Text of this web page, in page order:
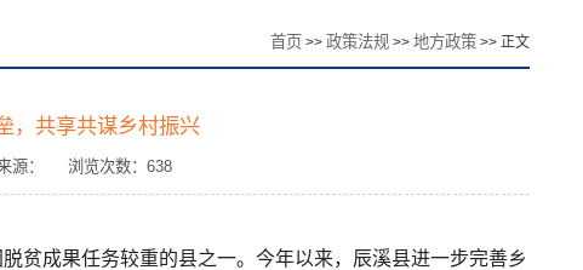
首页 >> 政策法规>> 地方政策>> 正文
，共享共谋乡村振兴
源： 浏览次数：638
贫成果任务较重的县之一。今年以来，辰溪县进一步完善乡